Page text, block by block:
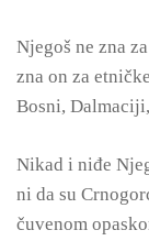
Njegoš ne zna
zna on za
Bosni,
Nikad i niđe
ni da su
čuvenom